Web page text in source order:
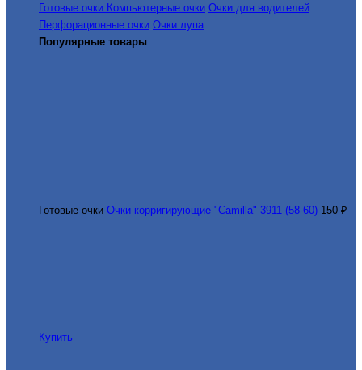
Готовые очки Компьютерные очки Очки для водителей
Перфорационные очки Очки лупа
Популярные товары
Готовые очки Очки корригирующие "Camilla" 3911 (58-60) 150 ₽
Купить